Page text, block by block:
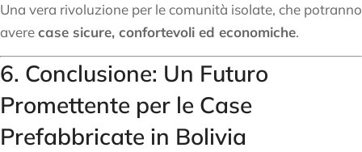
Una vera rivoluzione per le comunità isolate, che potranno
averecase sicure, confortevoli ed economiche.
6. Conclusione: Un Futuro
Promettente per le Case
Prefabbricate in Bolivia